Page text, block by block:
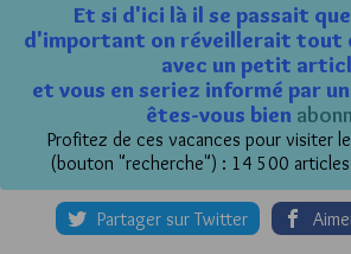
Et si d'ici là il se passait
d'important on réveillerait tout
avec un petit
et vous en seriez informé par
êtes-vous bien
Profitez de ces vacances pour visiter
(bouton "recherche") : 14 500
Partager sur Twitter